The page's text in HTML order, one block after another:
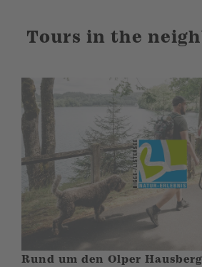
Tours in the
Rund um den Olper Hausberg